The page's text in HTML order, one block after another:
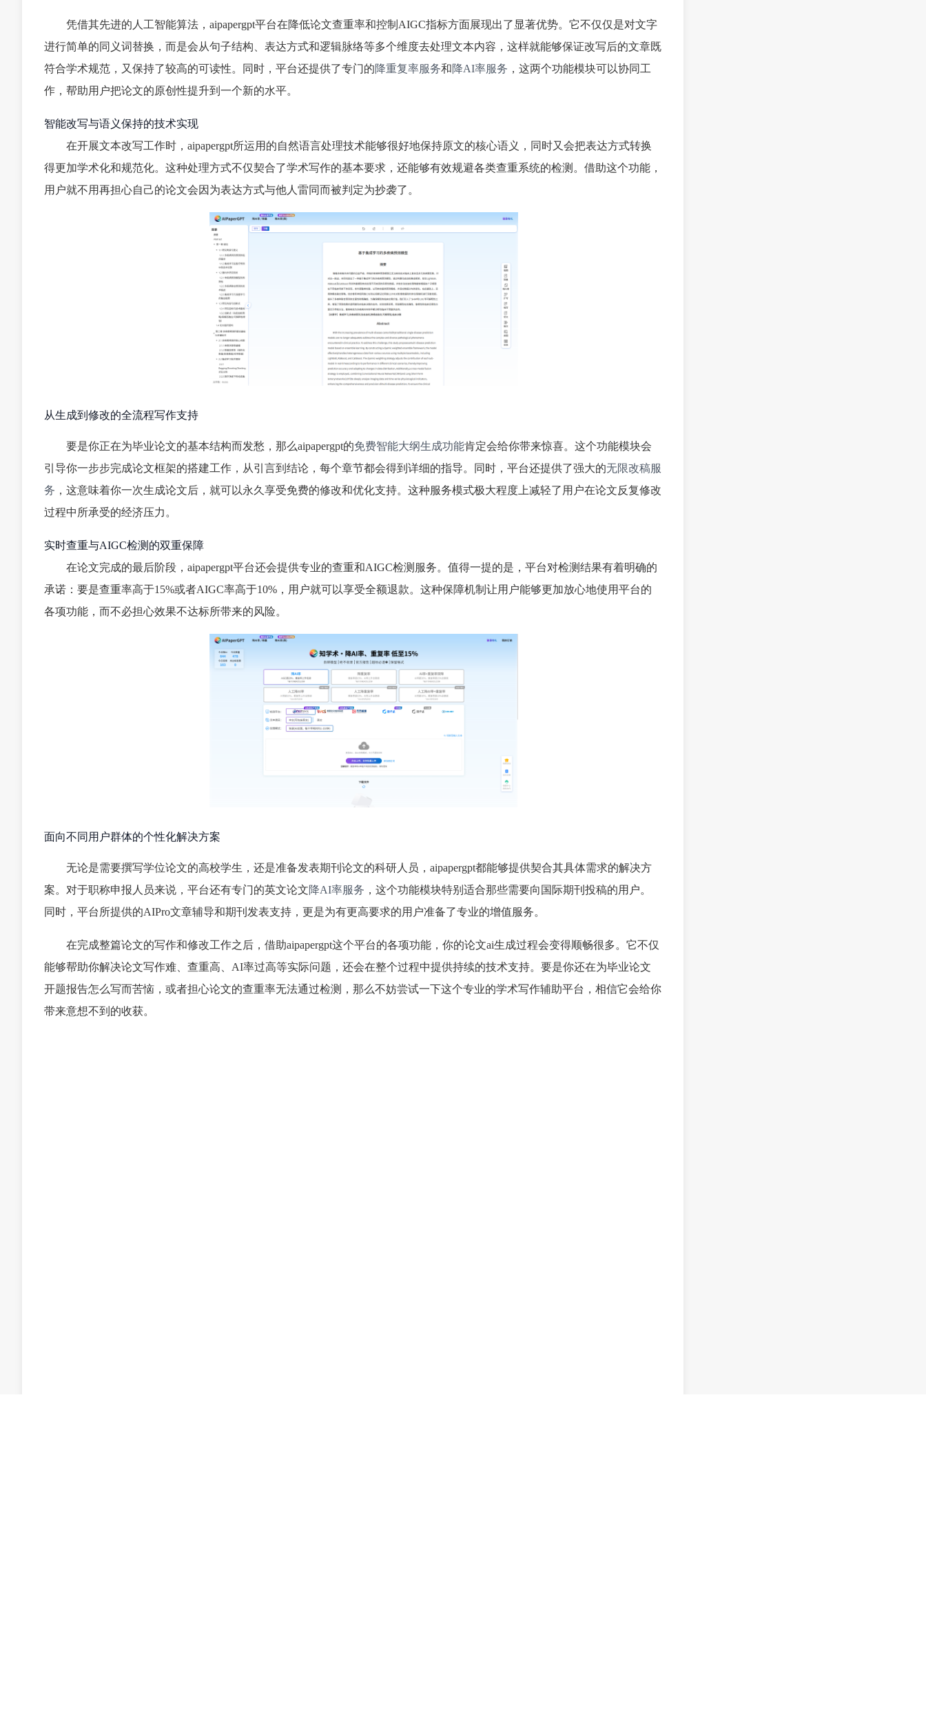
凭借其先进的人工智能算法，aipapergpt平台在降低论文查重率和控制AIGC指标方面展现出了显著优势。它不仅仅是对文字
进行简单的同义词替换，而是会从句子结构、表达方式和逻辑脉络等多个维度去处理文本内容，这样就能够保证改写后的文章既
符合学术规范，又保持了较高的可读性。同时，平台还提供了专门的降重复率服务和降AI率服务 ，这两个功能模块可以协同工
作，帮助用户把论文的原创性提升到一个新的水平。
智能改写与语义保持的技术实现
在开展文本改写工作时，aipapergpt所运用的自然语言处理技术能够很好地保持原文的核心语义，同时又会把表达方式转换
得更加学术化和规范化。这种处理方式不仅契合了学术写作的基本要求，还能够有效规避各类查重系统的检测。借助这个功能，
用户就不用再担心自己的论文会因为表达方式与他人雷同而被判定为抄袭了。
从生成到修改的全流程写作支持
要是你正在为毕业论文的基本结构而发愁，那么aipapergpt的免费智能大纲生成功能肯定会给你带来惊喜。这个功能模块会
引导你一步步完成论文框架的搭建工作，从引言到结论，每个章节都会得到详细的指导。同时，平台还提供了强大的无限改稿服
务 ，这意味着你一次生成论文后，就可以永久享受免费的修改和优化支持。这种服务模式极大程度上减轻了用户在论文反复修改
过程中所承受的经济压力。
实时查重与AIGC检测的双重保障
在论文完成的最后阶段，aipapergpt平台还会提供专业的查重和AIGC检测服务。值得一提的是，平台对检测结果有着明确的
承诺：要是查重率高于15%或者AIGC率高于10%，用户就可以享受全额退款。这种保障机制让用户能够更加放心地使用平台的
各项功能，而不必担心效果不达标所带来的风险。
面向不同用户群体的个性化解决方案
无论是需要撰写学位论文的高校学生，还是准备发表期刊论文的科研人员，aipapergpt都能够提供契合其具体需求的解决方
案。对于职称申报人员来说，平台还有专门的英文论文降AI率服务 ，这个功能模块特别适合那些需要向国际期刊投稿的用户。
同时，平台所提供的AIPro文章辅导和期刊发表支持，更是为有更高要求的用户准备了专业的增值服务。
在完成整篇论文的写作和修改工作之后，借助aipapergpt这个平台的各项功能，你的论文ai生成过程会变得顺畅很多。它不仅
能够帮助你解决论文写作难、查重高、AI率过高等实际问题，还会在整个过程中提供持续的技术支持。要是你还在为毕业论文
开题报告怎么写而苦恼，或者担心论文的查重率无法通过检测，那么不妨尝试一下这个专业的学术写作辅助平台，相信它会给你
带来意想不到的收获。